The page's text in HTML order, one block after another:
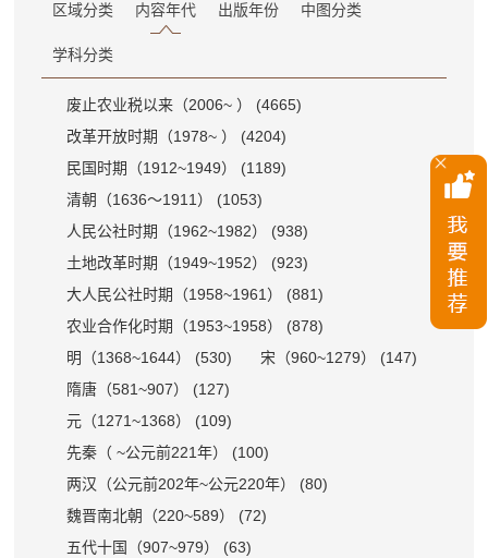
区域分类 内容年代 出版年份 中图分类
学科分类
废止农业税以来（2006~ ） (4665)
改革开放时期（1978~ ） (4204)
民国时期（1912~1949） (1189)
清朝（1636～1911） (1053)
人民公社时期（1962~1982） (938)
土地改革时期（1949~1952） (923)
大人民公社时期（1958~1961） (881)
农业合作化时期（1953~1958） (878)
明（1368~1644） (530)
宋（960~1279） (147)
隋唐（581~907） (127)
元（1271~1368） (109)
先秦（ ~公元前221年） (100)
两汉（公元前202年~公元220年） (80)
魏晋南北朝（220~589） (72)
五代十国（907~979） (63)